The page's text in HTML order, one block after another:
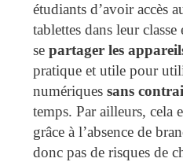
étudiants d’avoir accès
tablettes dans leur
se partager les
pratique et utile pour
numériques sans
temps. Par ailleurs, cela
grâce à l’absence de
donc pas de risques de